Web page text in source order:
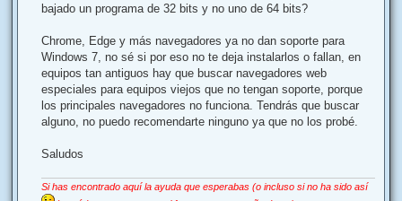
bajado un programa de 32 bits y no uno de 64 bits?
Chrome, Edge y más navegadores ya no dan soporte para
Windows 7, no sé si por eso no te deja instalarlos o fallan, en
equipos tan antiguos hay que buscar navegadores web
especiales para equipos viejos que no tengan soporte, porque
los principales navegadores no funciona. Tendrás que buscar
alguno, no puedo recomendarte ninguno ya que no los probé.
Saludos
Si has encontrado aquí la ayuda que esperabas (o incluso si no ha sido así